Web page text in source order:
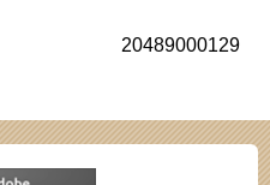
20489000129